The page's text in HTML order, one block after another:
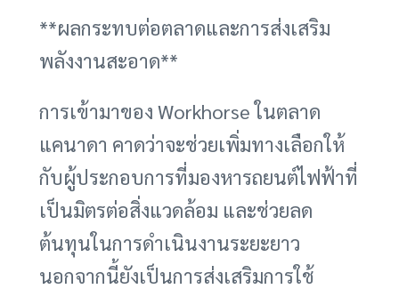
**ผลกระทบต่อตลาดและการส่งเสริม
พลังงานสะอาด**
การเข้ามาของ Workhorse ในตลาด
แคนาดา คาดว่าจะช่วยเพิ่มทางเลือกให้
กับผู้ประกอบการที่มองหารถยนต์ไฟฟ้าที่
เป็นมิตรต่อสิ่งแวดล้อม และช่วยลด
ต้นทุนในการดำเนินงานระยะยาว
นอกจากนี้ยังเป็นการส่งเสริมการใช้